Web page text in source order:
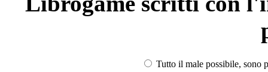
Tutto il male possibile, sono